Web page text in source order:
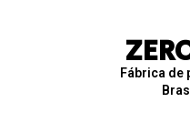
Fábrica de